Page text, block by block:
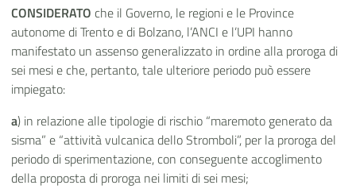
CONSIDERATO che il Governo, le regioni e le Province
autonome di Trento e di Bolzano, l’ANCI e l’UPI hanno
manifestato un assenso generalizzato in ordine alla proroga di
sei mesi e che, pertanto, tale ulteriore periodo può essere
impiegato:
a) in relazione alle tipologie di rischio “maremoto generato da
sisma” e “attività vulcanica dello Stromboli”, per la proroga del
periodo di sperimentazione, con conseguente accoglimento
della proposta di proroga nei limiti di sei mesi;